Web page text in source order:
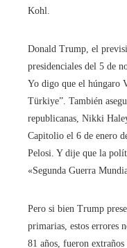
Kohl.
Donald Trump, el
presidenciales del 5 de
Yo digo que el húngaro
Türkiye”. También
republicanas, Nikki
Capitolio el 6 de enero
Pelosi. Y dije que la
«Segunda Guerra
Pero si bien Trump
primarias, estos errores
81 años, fueron